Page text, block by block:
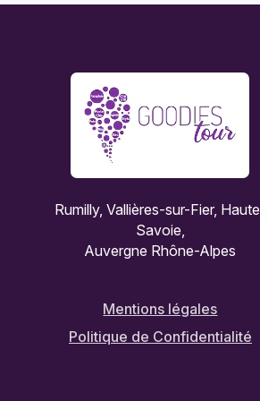
Rumilly, Vallières-sur-Fier,
Savoie,
Auvergne Rhône-Alpes
Mentions légales
Politique de Confidentialité